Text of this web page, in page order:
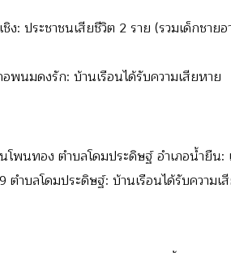
ง: ประชาชนเสียชีวิต 2 ราย (รวมเด็กชาย
พนมดงรัก: บ้านเรือนได้รับความเสียหาย
พนทอง ตำบลโดมประดิษฐ์ อำเภอน้ำยืน:
ำบลโดมประดิษฐ์: บ้านเรือนได้รับความเ